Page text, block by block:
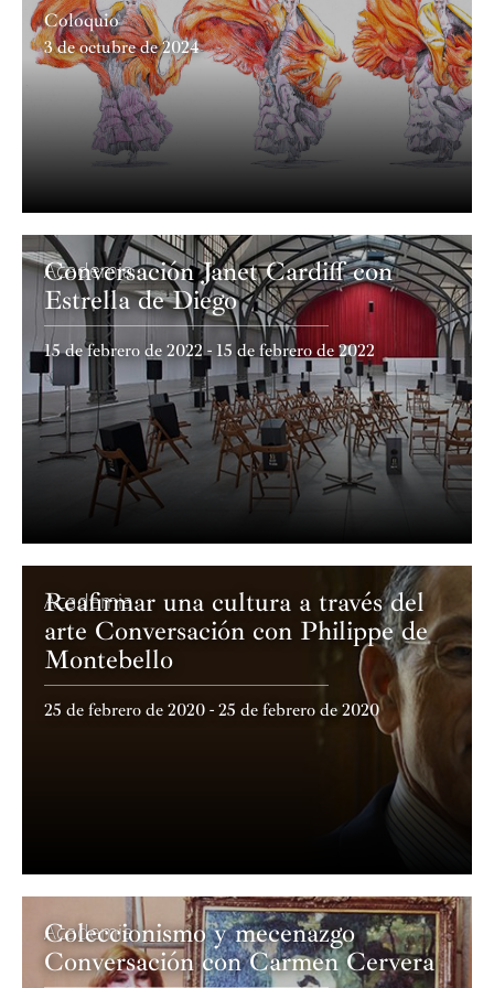
Coloquio
3 de octubre de 2024
Academia
Conversación Janet Cardiff con
Estrella de Diego
15 de febrero de 2022 - 15 de febrero de 2022
Academia
Reafirmar una cultura a través del
arte Conversación con Philippe de
Montebello
25 de febrero de 2020 - 25 de febrero de 2020
Academia
Coleccionismo y mecenazgo
Conversación con Carmen Cervera